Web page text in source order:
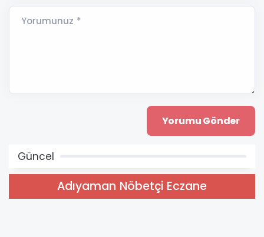
Yorumunuz *
Güncel
Adıyaman Nöbetçi Eczane